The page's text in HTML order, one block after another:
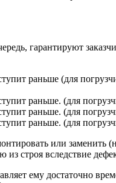
гарантируют
раньше (для
раньше. (для
раньше. (для
раньше. (для
или заменить
строя вследствие
ему достаточно